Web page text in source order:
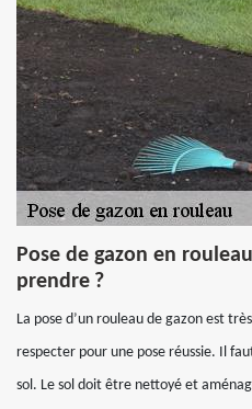
Pose de gazon en
prendre ?
La pose d’un rouleau de gazon est
respecter pour une pose réussie. Il
sol. Le sol doit être nettoyé et